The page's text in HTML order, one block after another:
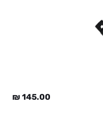
145.00
₪